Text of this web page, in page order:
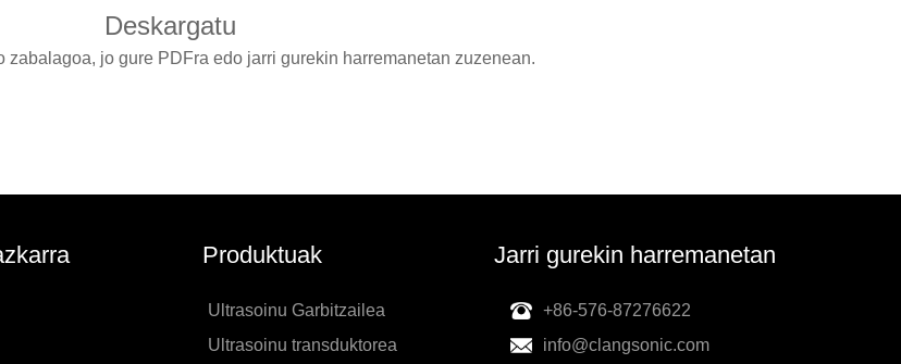
Deskargatu
jo gure PDFra edo jarri gurekin harremanetan zuzenean.
Produktuak
Ultrasoinu Garbitzailea
Ultrasoinu transduktorea
Jarri gurekin harremanetan
+86-576-87276622
info@clangsonic.com